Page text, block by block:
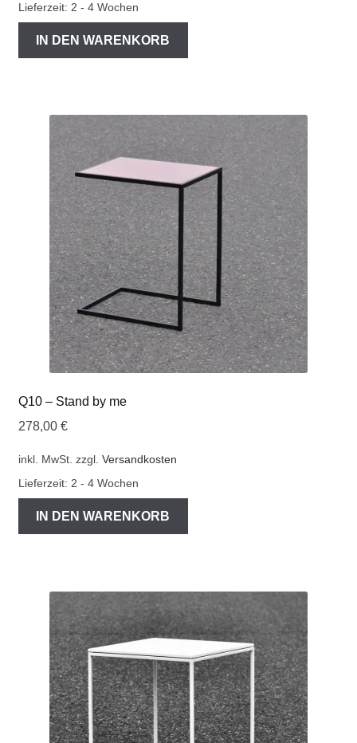
Lieferzeit: 2 - 4 Wochen
IN DEN WARENKORB
Q10 – Stand by me
278,00 €
inkl. MwSt. zzgl. Versandkosten
Lieferzeit: 2 - 4 Wochen
IN DEN WARENKORB